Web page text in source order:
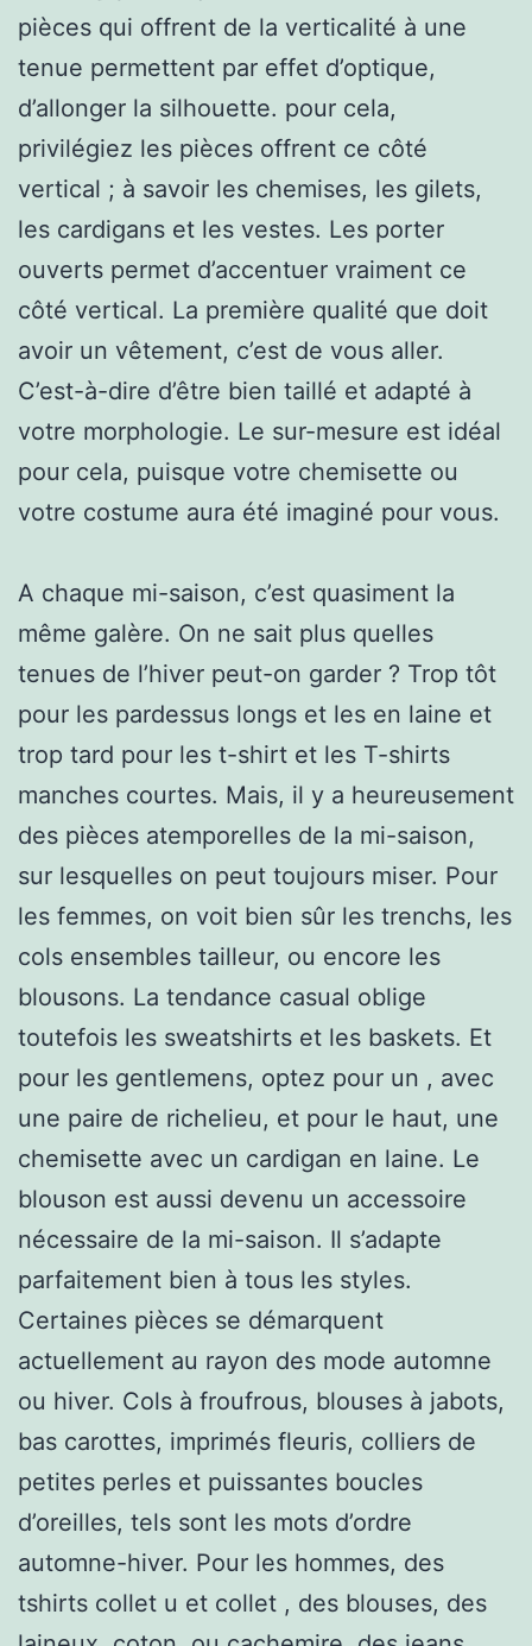
pièces qui offrent de la verticalité à une
tenue permettent par effet d’optique,
d’allonger la silhouette. pour cela,
privilégiez les pièces offrent ce côté
vertical ; à savoir les chemises, les gilets,
les cardigans et les vestes. Les porter
ouverts permet d’accentuer vraiment ce
côté vertical. La première qualité que doit
avoir un vêtement, c’est de vous aller.
C’est-à-dire d’être bien taillé et adapté à
votre morphologie. Le sur-mesure est idéal
pour cela, puisque votre chemisette ou
votre costume aura été imaginé pour vous.
A chaque mi-saison, c’est quasiment la
même galère. On ne sait plus quelles
tenues de l’hiver peut-on garder ? Trop tôt
pour les pardessus longs et les en laine et
trop tard pour les t-shirt et les T-shirts
manches courtes. Mais, il y a heureusement
des pièces atemporelles de la mi-saison,
sur lesquelles on peut toujours miser. Pour
les femmes, on voit bien sûr les trenchs, les
cols ensembles tailleur, ou encore les
blousons. La tendance casual oblige
toutefois les sweatshirts et les baskets. Et
pour les gentlemens, optez pour un , avec
une paire de richelieu, et pour le haut, une
chemisette avec un cardigan en laine. Le
blouson est aussi devenu un accessoire
nécessaire de la mi-saison. Il s’adapte
parfaitement bien à tous les styles.
Certaines pièces se démarquent
actuellement au rayon des mode automne
ou hiver. Cols à froufrous, blouses à jabots,
bas carottes, imprimés fleuris, colliers de
petites perles et puissantes boucles
d’oreilles, tels sont les mots d’ordre
automne-hiver. Pour les hommes, des
tshirts collet u et collet , des blouses, des